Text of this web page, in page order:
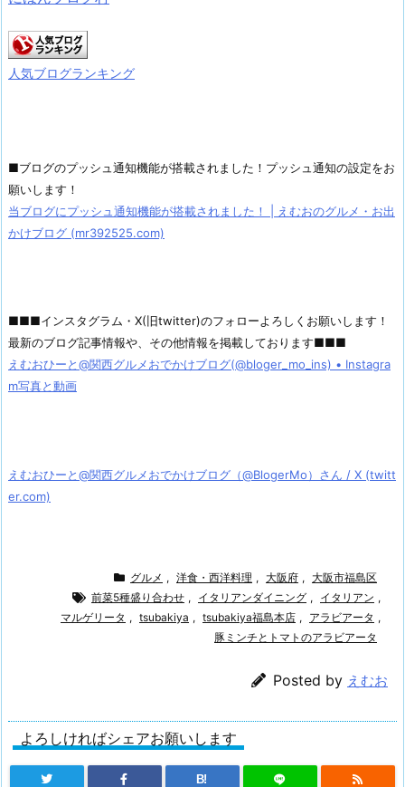
人気ブログランキング
■ブログのプッシュ通知機能が搭載されました！プッシュ通知の設定をお
願いします！
当ブログにプッシュ通知機能が搭載されました！ | えむおのグルメ・お出
かけブログ (mr392525.com)
■■■インスタグラム・X(旧twitter)のフォローよろしくお願いします！
最新のブログ記事情報や、その他情報を掲載しております■■■
えむおひーと@関西グルメおでかけブログ(@bloger_mo_ins) • Instagra
m写真と動画
えむおひーと@関西グルメおでかけブログ（@BlogerMo）さん / X (twitt
er.com)
グルメ , 洋食・西洋料理 , 大阪府 , 大阪市福島区
前菜5種盛り合わせ , イタリアンダイニング , イタリアン ,
マルゲリータ , tsubakiya , tsubakiya福島本店 , アラビアータ ,
豚ミンチとトマトのアラビアータ
Posted by えむお
よろしければシェアお願いします
B!